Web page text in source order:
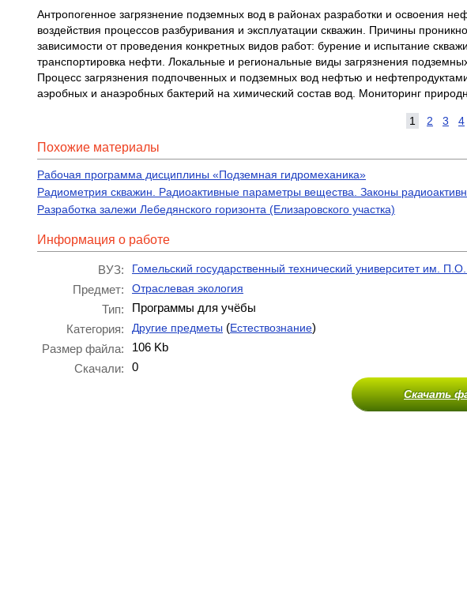
Антропогенное загрязнение подземных вод в районах разработки и освоения
воздействия процессов разбуривания и эксплуатации скважин. Причины
зависимости от проведения конкретных видов работ: бурение и испытание
транспортировка нефти. Локальные и региональные виды загрязнения
Процесс загрязнения подпочвенных и подземных вод нефтью и
аэробных и анаэробных бактерий на химический состав вод. Мониторинг
1 2 3 4
Похожие материалы
Рабочая программа дисциплины «Подземная гидромеханика»
Радиометрия скважин. Радиоактивные параметры вещества. Законы
Разработка залежи Лебедянского горизонта (Елизаровского участка)
Информация о работе
ВУЗ: Гомельский государственный технический университет им.
Предмет: Отраслевая экология
Тип:
Программы для учёбы
Категория:
Другие предметы (Естествознание)
Размер файла:
106 Kb
Скачали:
0
Скачать